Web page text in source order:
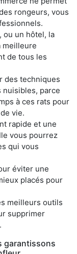
rongeurs, vous
ou un hôtel, la
meilleure
de tous les
des techniques
nuisibles, parce
à ces rats pour
vie.
rapide et une
vous pourrez
qui vous
éviter une
placés pour
meilleurs outils
supprimer
garantissons